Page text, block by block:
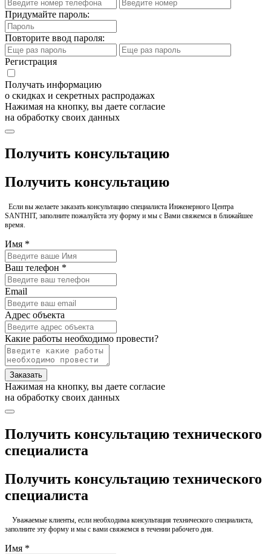
Придумайте пароль:
Повторите ввод пароля:
Регистрация
Получать информацию
о скидках и секретных распродажах
Нажимая на кнопку, вы даете согласие
на обработку своих данных
Получить консультацию
Получить консультацию
Если вы желаете заказать консультацию специалиста Инженерного Центра
SANTHIT, заполните пожалуйста эту форму и мы с Вами свяжемся в ближайшее
время.
Имя *
Ваш телефон *
Email
Адрес объекта
Какие работы необходимо провести?
Заказать
Нажимая на кнопку, вы даете согласие
на обработку своих данных
Получить консультацию технического
специалиста
Получить консультацию технического
специалиста
Уважаемые клиенты, если необходима консультация технического специалиста,
заполните эту форму и мы с вами свяжемся в течении рабочего дня.
Имя *